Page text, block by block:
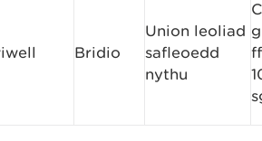
Bridio
Union leoliad
safleoedd
nythu